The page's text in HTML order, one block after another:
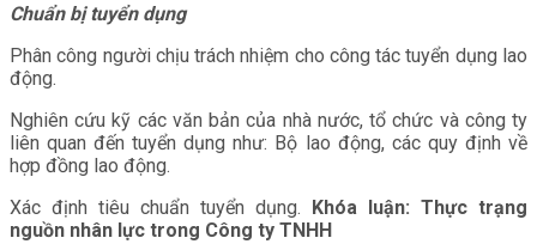
Chuẩn bị tuyển dụng
Phân công người chịu trách nhiệm cho công tác tuyển dụng lao
động.
Nghiên cứu kỹ các văn bản của nhà nước, tổ chức và công ty
liên quan đến tuyển dụng như: Bộ lao động, các quy định về
hợp đồng lao động.
Xác định tiêu chuẩn tuyển dụng.
Khóa luận: Thực trạng
nguồn nhân lực trong Công ty TNHH